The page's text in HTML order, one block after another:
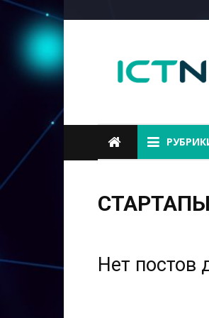
СТАРТАПЫ
Нет постов